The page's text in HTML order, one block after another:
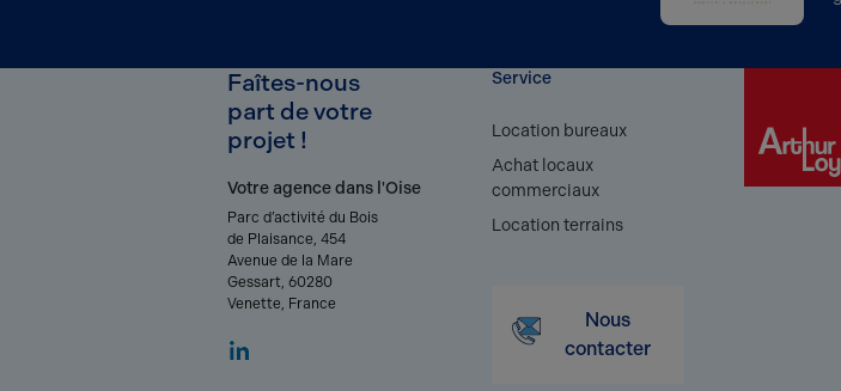
Faîtes-nous
part de votre
projet !
Votre agence dans l'Oise
Parc d’activité du Bois
de Plaisance, 454
Avenue de la Mare
Gessart, 60280
Venette, France
Service
Location bureaux
Achat locaux
commerciaux
Location terrains
Nous
contacter